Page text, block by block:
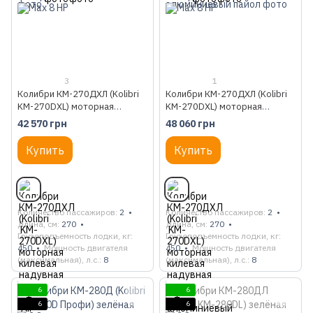
3
Колибри КМ-270ДХЛ (Kolibri
KM-270DXL) моторная
килевая надувная лодка + Air-
42 570 грн
Купить
Количество пассажиров 2
Длина, см 270
Грузоподъемность лодки, кг
450
Мощность двигателя
(максимальная), л.с. 8
1
Колибри КМ-270ДХЛ (Kolibri
KM-270DXL) моторная
килевая надувная лодка +
алюминиевый пайол
48 060 грн
Купить
Количество пассажиров 2
Длина, см 270
Грузоподъемность лодки, кг
450
Мощность двигателя
(максимальная), л.с. 8
6
6
6
6